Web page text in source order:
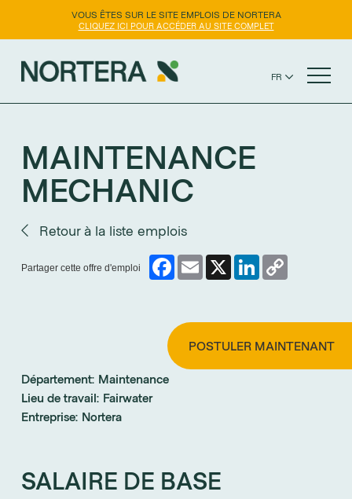
VOUS ÊTES SUR LE SITE EMPLOIS DE NORTERA
CLIQUEZ ICI POUR ACCÉDER AU SITE COMPLET
FR
EN
MAINTENANCE
MECHANIC
Retour à la liste emplois
Partager cette offre d'emploi
Facebook Email LinkedIn
POSTULER MAINTENANT
Département: Maintenance
Lieu de travail: Fairwater
Entreprise: Nortera
SALAIRE DE BASE